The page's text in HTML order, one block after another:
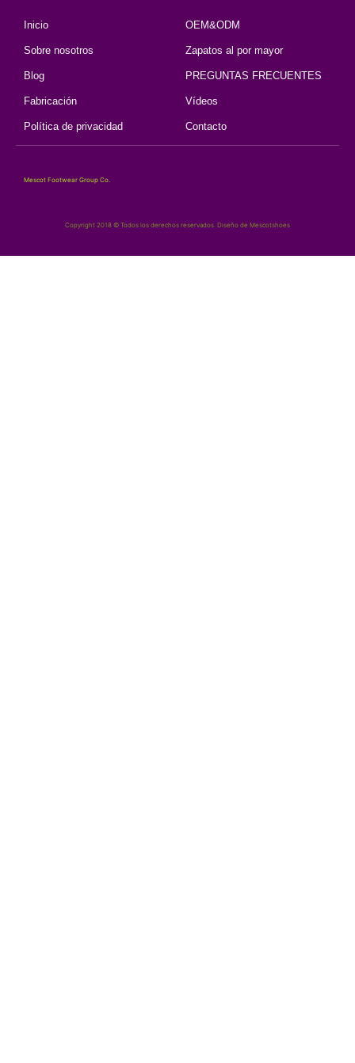
Inicio
Sobre nosotros
Blog
Fabricación
Política de privacidad
OEM&ODM
Zapatos al por mayor
PREGUNTAS FRECUENTES
Vídeos
Contacto
Mescot Footwear Group Co.
Copyright 2018 © Todos los derechos reservados. Diseño de Mescotshoes